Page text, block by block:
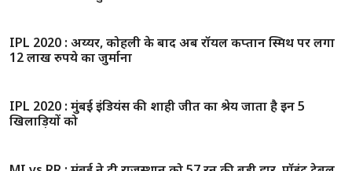
IPL 2020 : कार्तिक त्यागी के लिए यह बोले बेन स्टोक्स, प्रवीण कुमार